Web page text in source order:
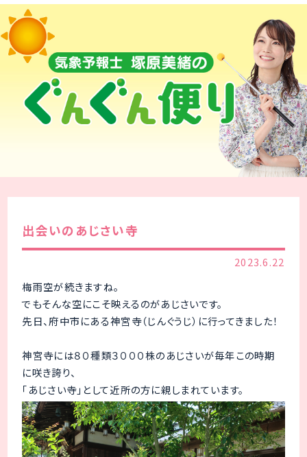
出会いのあじさい寺
2023.6.22
梅雨空が続きますね。
でもそんな空にこそ映えるのがあじさいです。
先日、府中市にある神宮寺（じんぐうじ）に行ってきました！
神宮寺には８０種類３０００株のあじさいが毎年この時期
に咲き誇り、
「あじさい寺」として近所の方に親しまれています。